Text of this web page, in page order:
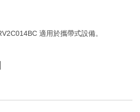
適用於攜帶式設備。